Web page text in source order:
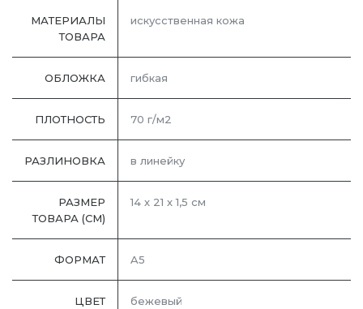
МАТЕРИАЛЫ
ТОВАРА
искусственная кожа
ОБЛОЖКА гибкая
ПЛОТНОСТЬ 70 г/м2
РАЗЛИНОВКА в линейку
РАЗМЕР
ТОВАРА (СМ)
14 х 21 х 1,5 см
ФОРМАТ A5
ЦВЕТ
бежевый